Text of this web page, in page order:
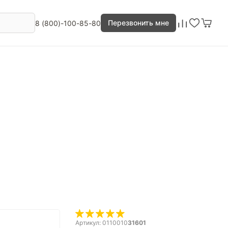
8 (800)-100-85-80 Перезвонить мне
Артикул: 011001031601